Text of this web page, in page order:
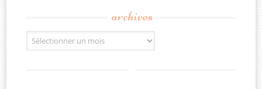
archives
Archives